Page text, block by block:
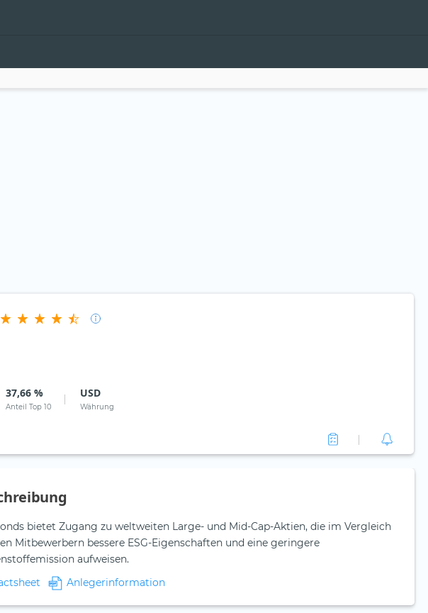
37,66 %
Anteil Top 10
USD
Währung
bietet Zugang zu weltweiten Large- und Mid-Cap-Aktien, die im Vergleich
Mitbewerbern bessere ESG-Eigenschaften und eine geringere
aufweisen.
Anlegerinformation